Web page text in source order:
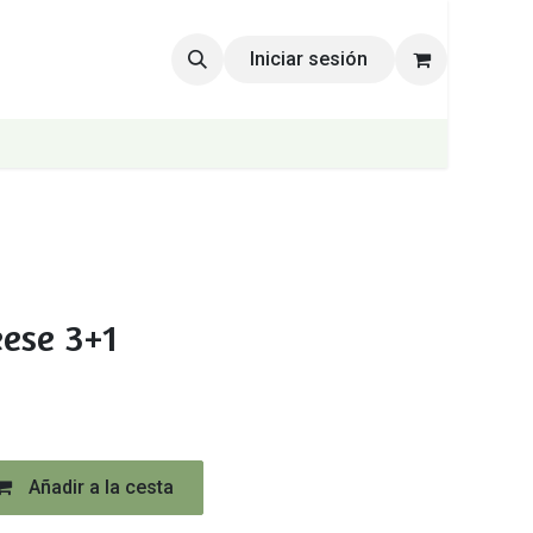
Iniciar sesión
3+1
Añadir a la cesta